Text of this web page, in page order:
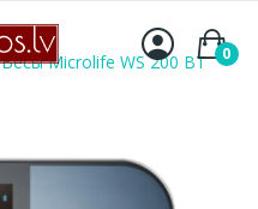
0
Весы Microlife WS 200 BT